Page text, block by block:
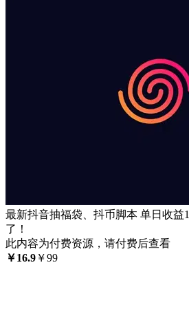
最新抖音抽福袋、抖币脚本 单日收益
了！
此内容为付费资源，请付费后查看
￥16.9 ￥99